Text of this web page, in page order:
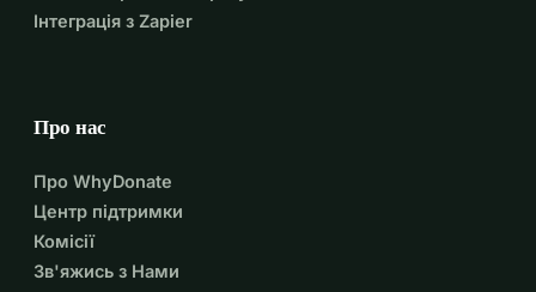
Інтеграція з Zapier
Про нас
Про WhyDonate
Центр підтримки
Комісії
Зв'яжись з Нами